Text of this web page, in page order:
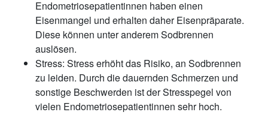
Endometriosepatientinnen haben einen
Eisenmangel und erhalten daher Eisenpräparate.
Diese können unter anderem Sodbrennen
auslösen.
Stress: Stress erhöht das Risiko, an Sodbrennen
zu leiden. Durch die dauernden Schmerzen und
sonstige Beschwerden ist der Stresspegel von
vielen Endometriosepatientinnen sehr hoch.